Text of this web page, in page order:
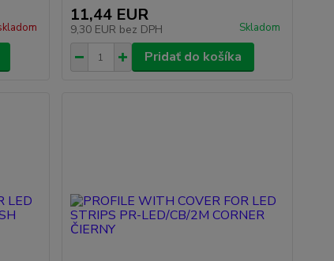
11,44 EUR
9,30 EUR bez DPH Skladom
Pridať do košíka